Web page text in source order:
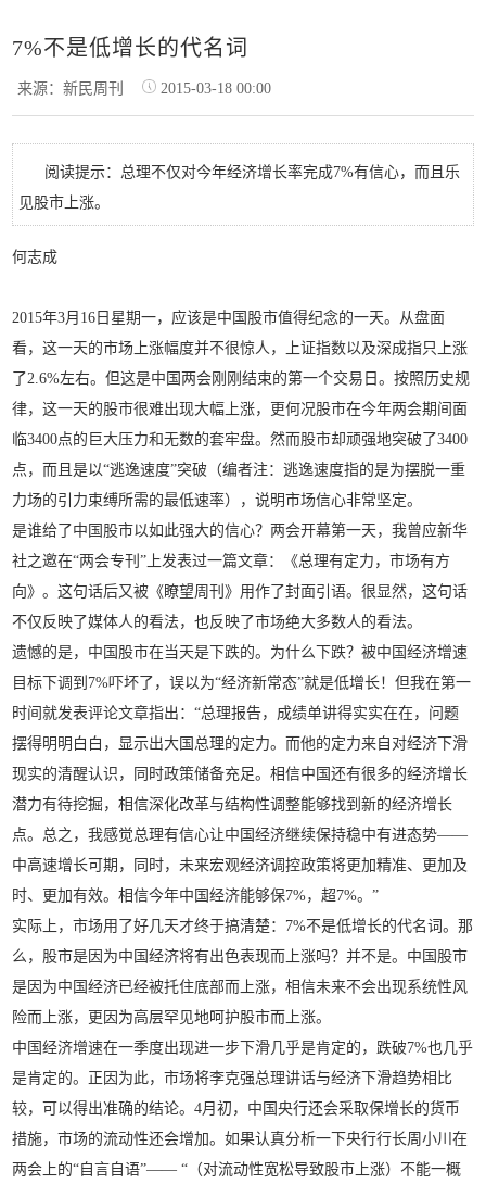
7%不是低增长的代名词
来源：新民周刊 2015-03-18 00:00
阅读提示：总理不仅对今年经济增长率完成7%有信心，而且乐
见股市上涨。
何志成
2015年3月16日星期一，应该是中国股市值得纪念的一天。从盘面
看，这一天的市场上涨幅度并不很惊人，上证指数以及深成指只上涨
了2.6%左右。但这是中国两会刚刚结束的第一个交易日。按照历史规
律，这一天的股市很难出现大幅上涨，更何况股市在今年两会期间面
临3400点的巨大压力和无数的套牢盘。然而股市却顽强地突破了3400
点，而且是以“逃逸速度”突破（编者注：逃逸速度指的是为摆脱一重
力场的引力束缚所需的最低速率），说明市场信心非常坚定。
是谁给了中国股市以如此强大的信心？两会开幕第一天，我曾应新华
社之邀在“两会专刊”上发表过一篇文章：《总理有定力，市场有方
向》。这句话后又被《瞭望周刊》用作了封面引语。很显然，这句话
不仅反映了媒体人的看法，也反映了市场绝大多数人的看法。
遗憾的是，中国股市在当天是下跌的。为什么下跌？被中国经济增速
目标下调到7%吓坏了，误以为“经济新常态”就是低增长！但我在第一
时间就发表评论文章指出：“总理报告，成绩单讲得实实在在，问题
摆得明明白白，显示出大国总理的定力。而他的定力来自对经济下滑
现实的清醒认识，同时政策储备充足。相信中国还有很多的经济增长
潜力有待挖掘，相信深化改革与结构性调整能够找到新的经济增长
点。总之，我感觉总理有信心让中国经济继续保持稳中有进态势——
中高速增长可期，同时，未来宏观经济调控政策将更加精准、更加及
时、更加有效。相信今年中国经济能够保7%，超7%。”
实际上，市场用了好几天才终于搞清楚：7%不是低增长的代名词。那
么，股市是因为中国经济将有出色表现而上涨吗？并不是。中国股市
是因为中国经济已经被托住底部而上涨，相信未来不会出现系统性风
险而上涨，更因为高层罕见地呵护股市而上涨。
中国经济增速在一季度出现进一步下滑几乎是肯定的，跌破7%也几乎
是肯定的。正因为此，市场将李克强总理讲话与经济下滑趋势相比
较，可以得出准确的结论。4月初，中国央行还会采取保增长的货币
措施，市场的流动性还会增加。如果认真分析一下央行行长周小川在
两会上的“自言自语”—— “（对流动性宽松导致股市上涨）不能一概